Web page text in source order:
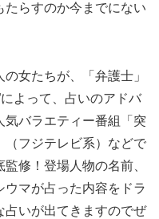
たらすのか今までにない
女たちが、「弁護士」
よって、占いのアドバ
気バラエティー番組「突
（フジテレビ系）などで
修！登場人物の名前、
マが占った内容をドラ
占いが出てきますのでぜ